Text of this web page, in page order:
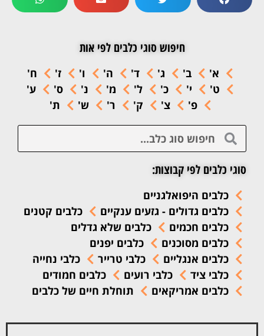
חיפוש סוגי כלבים לפי אות
א' ב' ג' ד' ה' ו' ז'
ח'
ט'
י' כ' ל' מ' נ' ס'
ע'
פ'
צ' ק' ר' ש' ת'
סוגי כלבים לפי קבוצות:
כלבים היפואלגניים
כלבים גדולים - גזעים ענקיים
כלבים קטנים
כלבים חכמים
כלבים שלא גדלים
כלבים מסוכנים
כלבים יפנים
כלבים אנגליים
כלבי טרייר
כלבי נחייה
כלבי ציד
כלבי רועים
כלבים חמודים
כלבים אמריקאים
תוחלת חיים של כלבים